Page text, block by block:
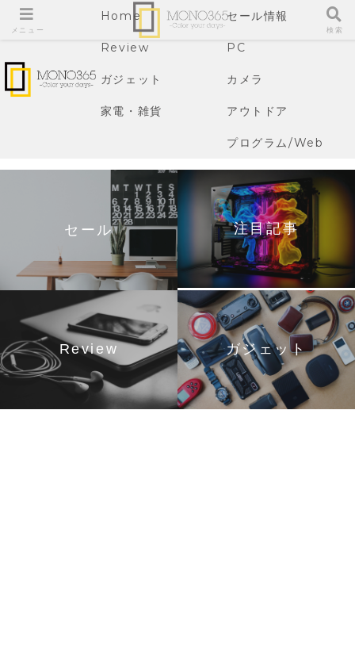
Home セール情報
Review PC
ガジェット カメラ
家電・雑貨 アウトドア
プログラム/Web
セール 注目記事
Review ガジェット
メニュー 検索